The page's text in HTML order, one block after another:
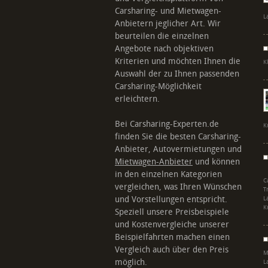
Carsharing- und Mietwagen-
Anbietern jeglicher Art. Wir
beurteilen die einzelnen
Angebote nach objektiven
Kriterien und möchten Ihnen die
Auswahl der zu Ihnen passenden
Carsharing-Möglichkeit
erleichtern.
Bei Carsharing-Experten.de
finden Sie die besten Carsharing-
Anbieter, Autovermietungen und
Mietwagen-Anbieter und können
in den einzelnen Kategorien
vergleichen, was Ihren Wünschen
und Vorstellungen entspricht.
Speziell unsere Preisbeispiele
und Kostenvergleiche unserer
Beispielfahrten machen einen
Vergleich auch über den Preis
möglich.